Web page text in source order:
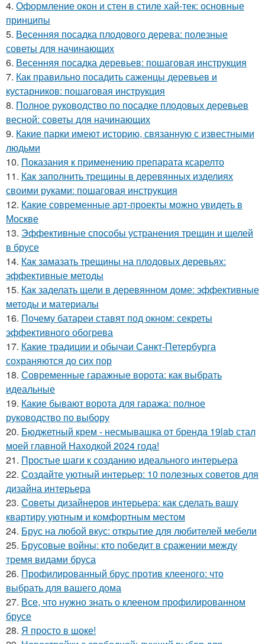
4. Оформление окон и стен в стиле хай-тек: основные
принципы
5. Весенняя посадка плодового дерева: полезные
советы для начинающих
6. Весенняя посадка деревьев: пошаговая инструкция
7. Как правильно посадить саженцы деревьев и
кустарников: пошаговая инструкция
8. Полное руководство по посадке плодовых деревьев
весной: советы для начинающих
9. Какие парки имеют историю, связанную с известными
людьми
10. Показания к применению препарата ксарелто
11. Как заполнить трещины в деревянных изделиях
своими руками: пошаговая инструкция
12. Какие современные арт-проекты можно увидеть в
Москве
13. Эффективные способы устранения трещин и щелей
в брусе
14. Как замазать трещины на плодовых деревьях:
эффективные методы
15. Как заделать щели в деревянном доме: эффективные
методы и материалы
16. Почему батареи ставят под окном: секреты
эффективного обогрева
17. Какие традиции и обычаи Санкт-Петербурга
сохраняются до сих пор
18. Современные гаражные ворота: как выбрать
идеальные
19. Какие бывают ворота для гаража: полное
руководство по выбору
20. Бюджетный крем - несмывашка от бренда 19lab стал
моей главной Находкой 2024 года!
21. Простые шаги к созданию идеального интерьера
22. Создайте уютный интерьер: 10 полезных советов для
дизайна интерьера
23. Советы дизайнеров интерьера: как сделать вашу
квартиру уютным и комфортным местом
24. Брус на любой вкус: открытие для любителей мебели
25. Брусовые войны: кто победит в сражении между
тремя видами бруса
26. Профилированный брус против клееного: что
выбрать для вашего дома
27. Все, что нужно знать о клееном профилированном
брусе
28. Я просто в шоке!